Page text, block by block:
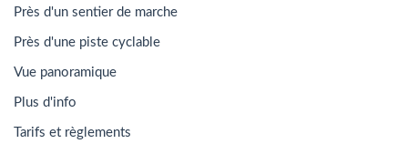
Près d'un sentier de marche
Près d'une piste cyclable
Vue panoramique
Plus d'info
Tarifs et règlements